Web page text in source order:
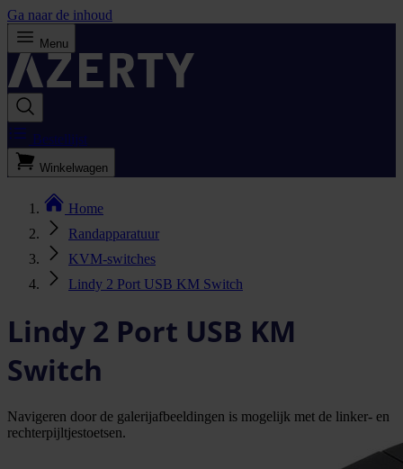
Ga naar de inhoud
Menu
Bestellijst
Winkelwagen
Home
Randapparatuur
KVM-switches
Lindy 2 Port USB KM Switch
Lindy 2 Port USB KM
Switch
Navigeren door de galerijafbeeldingen is mogelijk met de linker- en
rechterpijltjestoetsen.